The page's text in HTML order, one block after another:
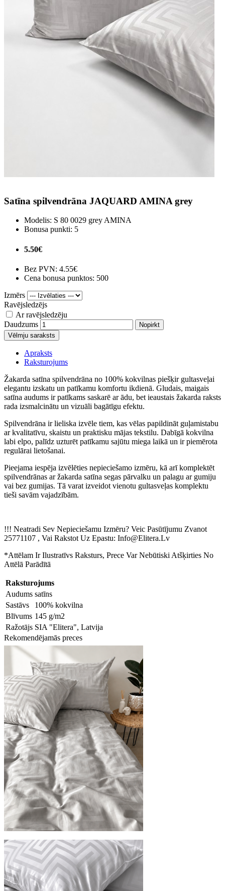
Satīna spilvendrāna JAQUARD AMINA grey
Modelis: S 80 0029 grey AMINA
Bonusa punkti: 5
5.50€
Bez PVN: 4.55€
Cena bonusa punktos: 500
Izmērs
Ravējsledzējs
Ar ravējsledzēju
Daudzums
Nopirkt
Vēlmju saraksts
Apraksts
Raksturojums
Žakarda satīna spilvendrāna no 100% kokvilnas piešķir gultasveļai
elegantu izskatu un patīkamu komfortu ikdienā. Gludais, maigais
satīna audums ir patīkams saskarē ar ādu, bet ieaustais žakarda raksts
rada izsmalcinātu un vizuāli bagātīgu efektu.
Spilvendrāna ir lieliska izvēle tiem, kas vēlas papildināt guļamistabu
ar kvalitatīvu, skaistu un praktisku mājas tekstilu. Dabīgā kokvilna
labi elpo, palīdz uzturēt patīkamu sajūtu miega laikā un ir piemērota
regulārai lietošanai.
Pieejama iespēja izvēlēties nepieciešamo izmēru, kā arī komplektēt
spilvendrānas ar žakarda satīna segas pārvalku un palagu ar gumiju
vai bez gumijas. Tā varat izveidot vienotu gultasveļas komplektu
tieši savām vajadzībām.
!!! Neatradi Sev Nepieciešamu Izmēru? Veic Pasūtījumu Zvanot
25771107 , Vai Rakstot Uz Epastu: Info@Elitera.Lv
*Attēlam Ir Ilustratīvs Raksturs, Prece Var Nebūtiski Atšķirties No
Attēlā Parādītā
Raksturojums
Audums satīns
Sastāvs
100% kokvilna
Blīvums 145 g/m2
Ražotājs SIA "Elitera", Latvija
Rekomendējamās preces